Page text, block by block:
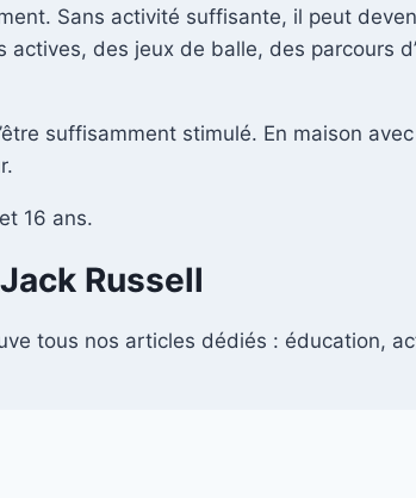
Sans activité suffisante, il peut
des jeux de balle, des parcours
suffisamment stimulé. En maison
16 ans.
Russell
tous nos articles dédiés : éducation,